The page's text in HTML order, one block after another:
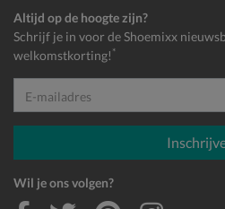
Altijd op de hoogte zijn?
Schrijf je in voor de Shoemixx
welkomstkorting! *
E-mailadres
Wil je ons volgen?